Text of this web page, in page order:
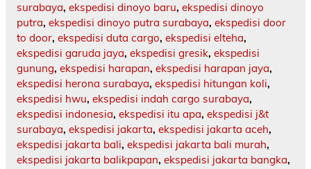
surabaya, ekspedisi dinoyo baru, ekspedisi dinoyo
putra, ekspedisi dinoyo putra surabaya, ekspedisi door
to door, ekspedisi duta cargo, ekspedisi elteha,
ekspedisi garuda jaya, ekspedisi gresik, ekspedisi
gunung, ekspedisi harapan, ekspedisi harapan jaya,
ekspedisi herona surabaya, ekspedisi hitungan koli,
ekspedisi hwu, ekspedisi indah cargo surabaya,
ekspedisi indonesia, ekspedisi itu apa, ekspedisi j&t
surabaya, ekspedisi jakarta, ekspedisi jakarta aceh,
ekspedisi jakarta bali, ekspedisi jakarta bali murah,
ekspedisi jakarta balikpapan, ekspedisi jakarta bangka,